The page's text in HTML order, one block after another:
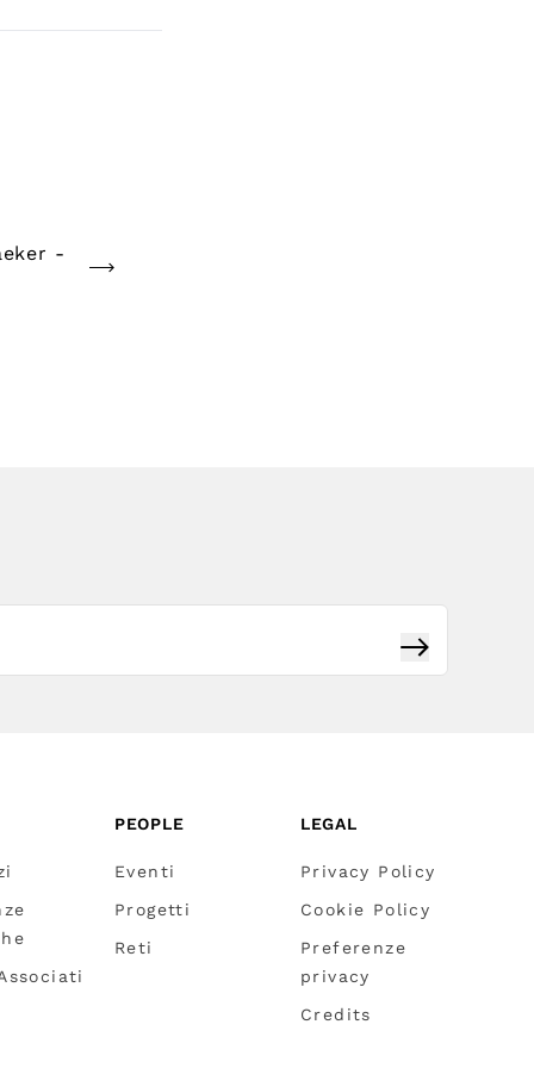
-
Iscriviti
PEOPLE
Eventi
Progetti
Reti
LEGAL
Privacy Policy
Cookie Policy
Preferenze
privacy
Credits